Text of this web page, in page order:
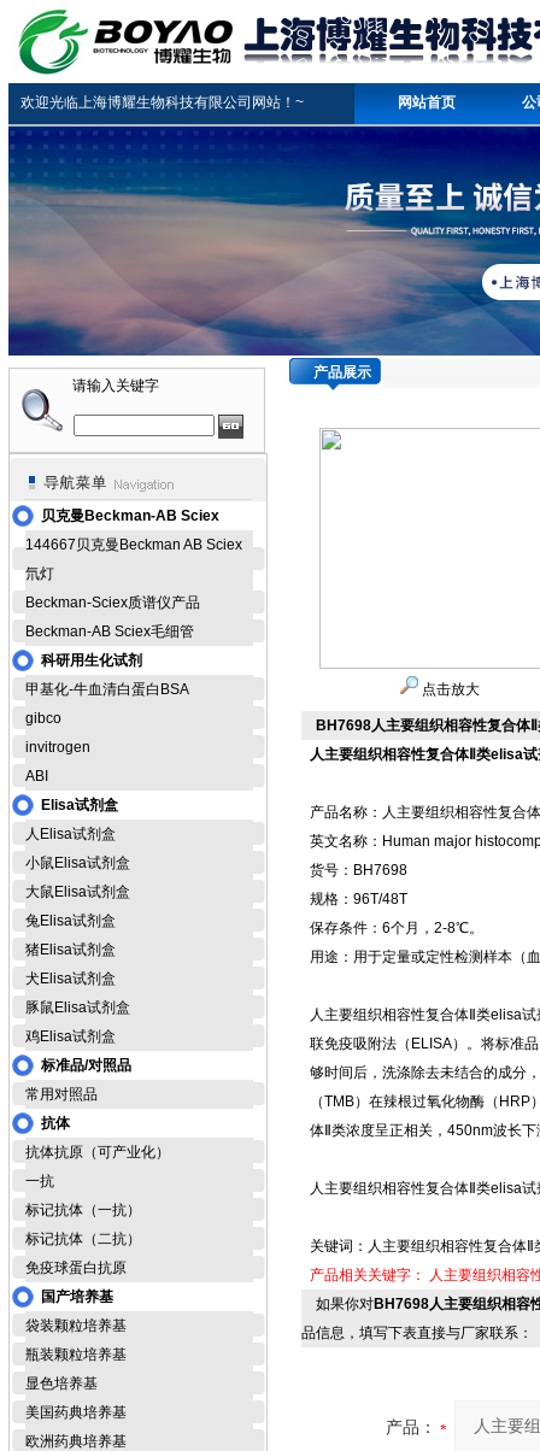
欢迎光临上海博耀生物科技有限公司网站！~ 网站首页 公
请输入关键字
贝克曼Beckman-AB Sciex
144667贝克曼Beckman AB Sciex
氘灯
Beckman-Sciex质谱仪产品
Beckman-AB Sciex毛细管
科研用生化试剂
甲基化-牛血清白蛋白BSA
gibco
invitrogen
ABI
Elisa试剂盒
人Elisa试剂盒
小鼠Elisa试剂盒
大鼠Elisa试剂盒
兔Elisa试剂盒
猪Elisa试剂盒
犬Elisa试剂盒
豚鼠Elisa试剂盒
鸡Elisa试剂盒
标准品/对照品
常用对照品
抗体
抗体抗原（可产业化）
一抗
标记抗体（一抗）
标记抗体（二抗）
免疫球蛋白抗原
国产培养基
袋装颗粒培养基
瓶装颗粒培养基
显色培养基
美国药典培养基
欧洲药典培养基
产品展示
点击放大
BH7698人主要组织相容性复合体
人主要组织相容性复合体Ⅱ类elisa
产品名称：人主要组织相容性复合
英文名称：Human major
货号：BH7698
规格：96T/48T
保存条件：6个月，2-8℃。
用途：用于定量或定性检测样本（
人主要组织相容性复合体Ⅱ类elisa
联免疫吸附法（ELISA）。将标准
够时间后，洗涤除去未结合的成分
（TMB）在辣根过氧化物酶（
体Ⅱ类浓度呈正相关，450nm波长
人主要组织相容性复合体Ⅱ类elisa
关键词：人主要组织相容性复合体
产品相关关键字：
人主要组织相容
如果你对BH7698人主要组织相容
品信息，填写下表直接与厂家联系：
产品：